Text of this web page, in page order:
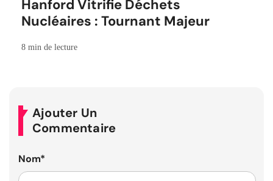
Hanford Vitrifie Déchets
Nucléaires : Tournant Majeur
8 min de lecture
Ajouter Un
Commentaire
Nom*